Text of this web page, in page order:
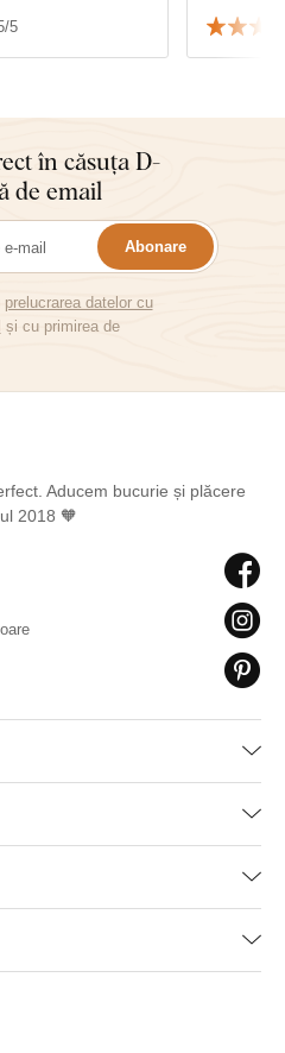
5
în căsuța D-
de email
Abonare
prelucrarea datelor cu
și cu primirea de
Aducem bucurie și plăcere
2018 🧡